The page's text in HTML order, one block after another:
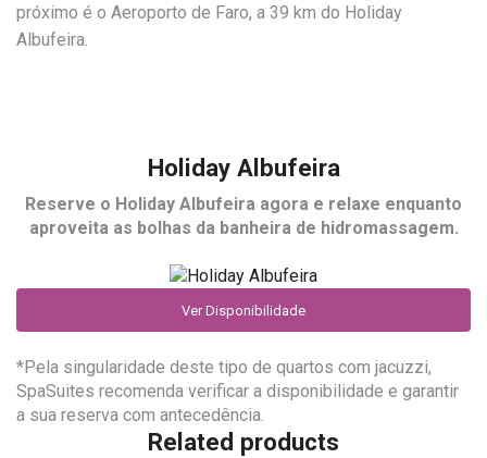
próximo é o Aeroporto de Faro, a 39 km do Holiday
Albufeira.
Holiday Albufeira
Reserve o Holiday Albufeira agora e relaxe enquanto
aproveita as bolhas da banheira de hidromassagem.
Ver Disponibilidade
*Pela singularidade deste tipo de quartos com jacuzzi,
SpaSuites recomenda verificar a disponibilidade e garantir
a sua reserva com antecedência.
Related products